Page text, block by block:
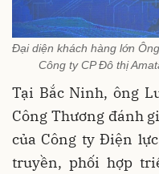
Đại diện khách hàng lớn
Công ty CP Đô thị
Tại Bắc Ninh, ông
Công Thương đánh
của Công ty Điện
truyền, phối hợp